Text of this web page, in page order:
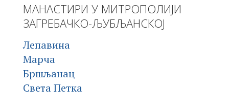
МАНАСТИРИ У МИТРОПОЛИЈИ
ЗАГРЕБАЧКО-ЉУБЉАНСКОЈ
Лепавина
Марча
Бршљанац
Света Петка